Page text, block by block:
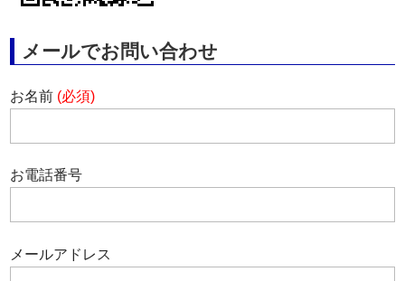
メールでお問い合わせ
お名前 (必須)
お電話番号
メールアドレス